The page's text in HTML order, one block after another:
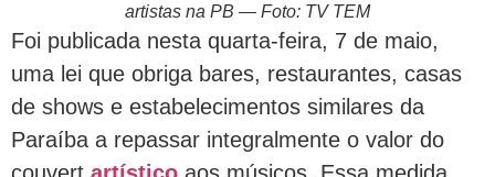
artistas na PB — Foto: TV TEM
Foi publicada nesta quarta-feira, 7 de maio,
uma lei que obriga bares, restaurantes, casas
de shows e estabelecimentos similares da
Paraíba a repassar integralmente o valor do